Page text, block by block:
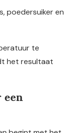
poedersuiker en
te
het resultaat
een